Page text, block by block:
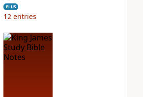
PLUS
12 entries